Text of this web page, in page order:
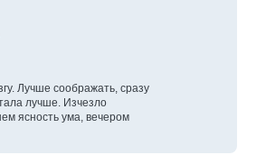
Лучше соображать, сразу
лучше. Изчезло
ясность ума, вечером